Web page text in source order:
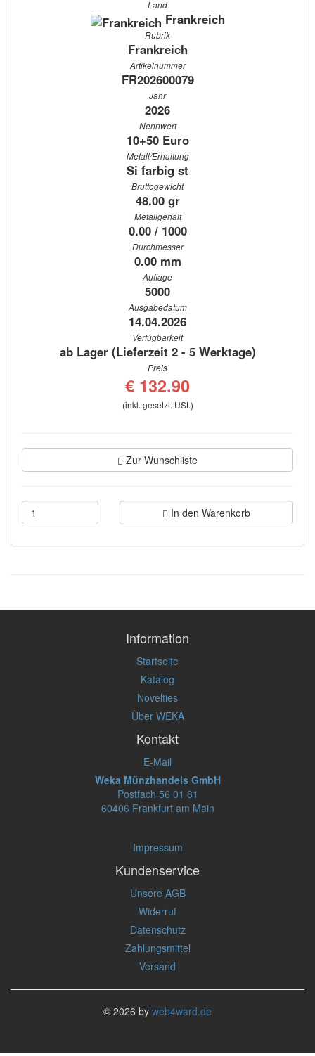
Land
Frankreich
Rubrik
Frankreich
Artikelnummer
FR202600079
Jahr
2026
Nennwert
10+50 Euro
Metall/Erhaltung
Si farbig st
Bruttogewicht
48.00 gr
Metallgehalt
0.00 / 1000
Durchmesser
0.00 mm
Auflage
5000
Ausgabedatum
14.04.2026
Verfügbarkeit
ab Lager (Lieferzeit 2 - 5 Werktage)
Preis
€ 132.90
(inkl. gesetzl. USt.)
Zur Wunschliste
In den Warenkorb
Information
Startseite
Katalog
Novelties
Über WEKA
Kontakt
E-Mail
Weka Münzhandels GmbH
Postfach 56 01 81
60406 Frankfurt am Main
Impressum
Kundenservice
Unsere AGB
Widerruf
Datenschutz
Zahlungsmittel
Versand
© 2026 by web4ward.de